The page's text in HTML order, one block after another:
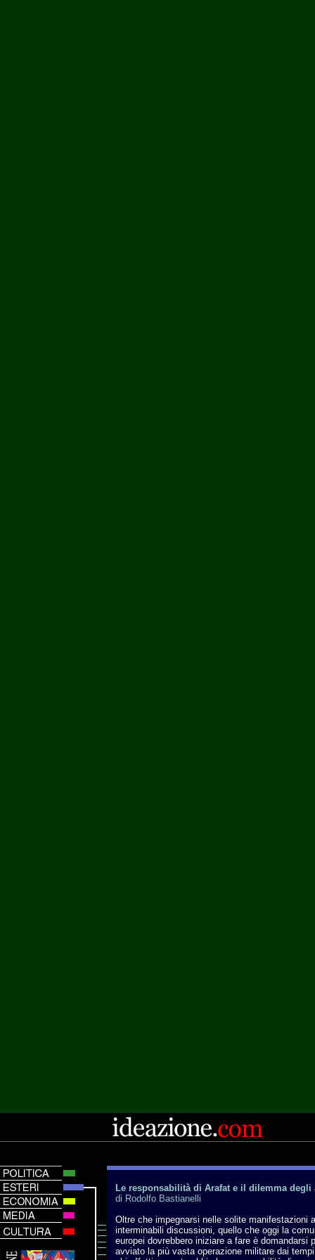
Le responsabilità di Arafat e il dilemma degli
di Rodolfo Bastianelli
Oltre che impegnarsi nelle solite manifestazioni
interminabili discussioni, quello che oggi la
europei dovrebbero iniziare a fare è domandarsi
avviato la più vasta operazione militare dai